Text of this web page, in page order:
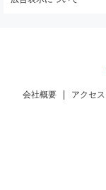
会社概要 アクセス